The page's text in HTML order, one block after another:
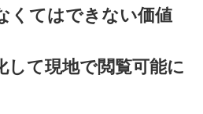
くてはできない価値
て現地で閲覧可能に